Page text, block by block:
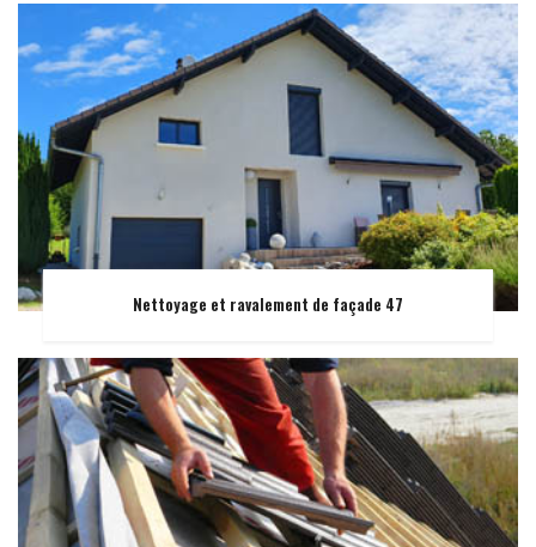
Nettoyage et ravalement de façade 47